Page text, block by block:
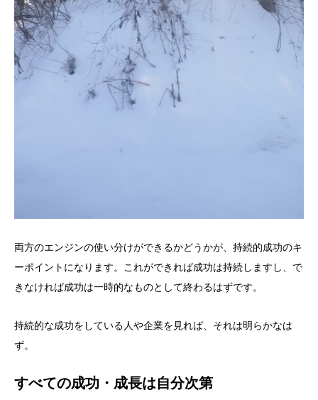
両方のエンジンの使い分けができるかどうかが、持続的成功のキ
ーポイントになります。これができれば成功は持続しますし、で
きなければ成功は一時的なものとして終わるはずです。
持続的な成功をしている人や企業を見れば、それは明らかなは
ず。
すべての成功・成長は自分次第